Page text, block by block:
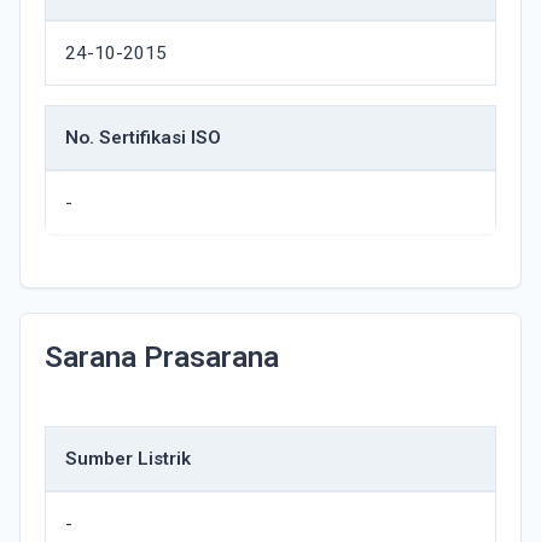
24-10-2015
No. Sertifikasi ISO
-
Sarana Prasarana
Sumber Listrik
-